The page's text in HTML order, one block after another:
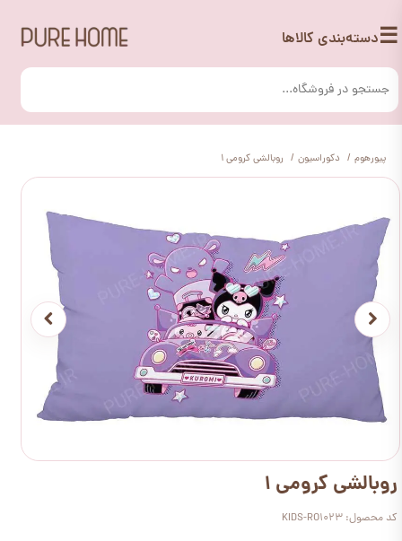
☰دسته‌بندی کالاها
پیورهوم دکوراسیون روبالشی کرومی 1
روبالشی کرومی 1
کد محصول: KIDS-RO1023